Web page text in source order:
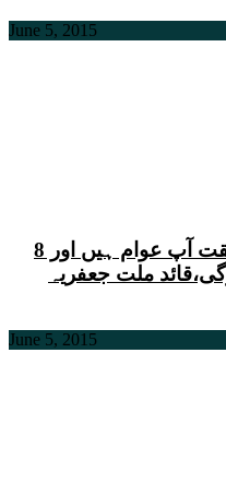
June 5, 2015
اسلامی تحریک پاکستان درحقیقت آپ عوام ہیں اور 8
ملت جعفریہ
June 5, 2015